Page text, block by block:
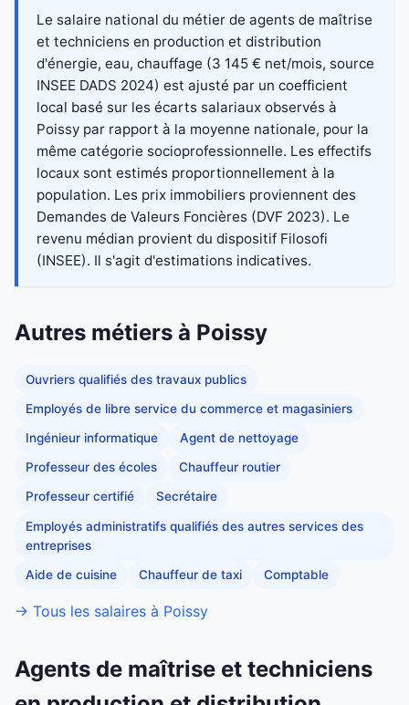
Le salaire national du métier de agents de maîtrise
et techniciens en production et distribution
d'énergie, eau, chauffage (3 145 € net/mois, source
INSEE DADS 2024) est ajusté par un coefficient
local basé sur les écarts salariaux observés à
Poissy par rapport à la moyenne nationale, pour la
même catégorie socioprofessionnelle. Les effectifs
locaux sont estimés proportionnellement à la
population. Les prix immobiliers proviennent des
Demandes de Valeurs Foncières (DVF 2023). Le
revenu médian provient du dispositif Filosofi
(INSEE). Il s'agit d'estimations indicatives.
Autres métiers à Poissy
Ouvriers qualifiés des travaux publics
Employés de libre service du commerce et magasiniers
Ingénieur informatique Agent de nettoyage
Professeur des écoles Chauffeur routier
Professeur certifié Secrétaire
Employés administratifs qualifiés des autres services des
entreprises
Aide de cuisine Chauffeur de taxi Comptable
→ Tous les salaires à Poissy
Agents de maîtrise et techniciens